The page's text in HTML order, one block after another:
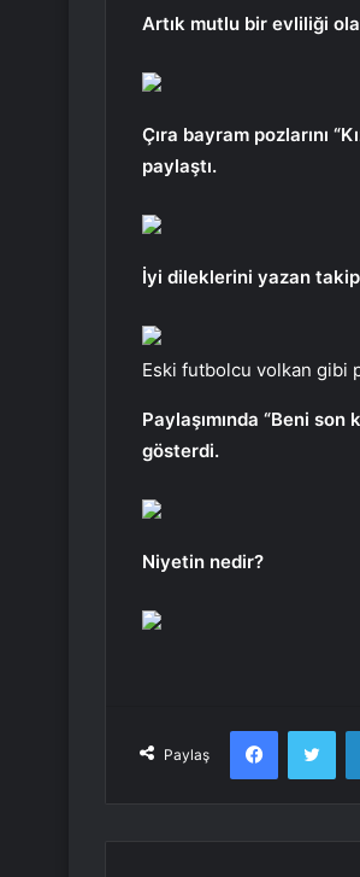
Artık mutlu bir evliliği
Çıra bayram pozlarını
paylaştı.
İyi dileklerini yazan
Eski futbolcu volkan gibi
Paylaşımında “Beni
gösterdi.
Niyetin nedir?
Paylaş
Facebook